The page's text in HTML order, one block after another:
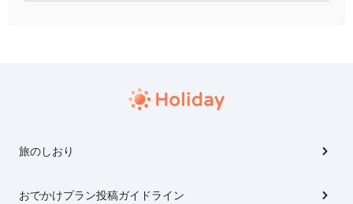
旅のしおり
おでかけプラン投稿ガイドライン